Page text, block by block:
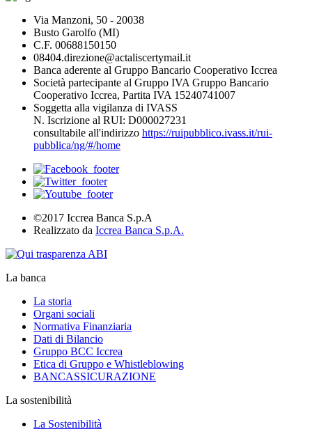
Via Manzoni, 50 - 20038
Busto Garolfo (MI)
C.F. 00688150150
08404.direzione@actaliscertymail.it
Banca aderente al Gruppo Bancario Cooperativo Iccrea
Società partecipante al Gruppo IVA Gruppo Bancario
Cooperativo Iccrea, Partita IVA 15240741007
Soggetta alla vigilanza di IVASS
N. Iscrizione al RUI: D000027231
consultabile all'indirizzo https://ruipubblico.ivass.it/rui-
pubblica/ng/#/home
©2017 Iccrea Banca S.p.A
Realizzato da Iccrea Banca S.p.A.
La banca
La storia
Organi sociali
Normativa Finanziaria
Dati di Bilancio
Gruppo BCC Iccrea
Etica di Gruppo e Whistleblowing
BANCASSICURAZIONE
La sostenibilità
La Sostenibilità